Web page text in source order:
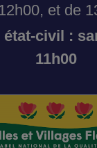
et de
civil :
11h00